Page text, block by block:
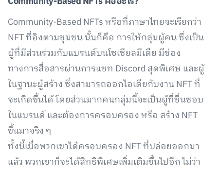
Community-Based NFTs หรือที่ภาษาไทยจะเรียกว่า
NFT ที่อิงตามชุมชน นั้นก็คือ การให้กลุ่มผู้คน ซึ่งเป็น
ผู้ที่มีส่วนร่วมกับแบรนด์บนโซเชียลมีเดีย มีช่อง
ทางการสื่อสารผ่านการแชท Discord สุดพิเศษ และผู้
ในฐานะผู้สร้าง ซึ่งสามารถออกไอเดียกับงาน NFT ที่
จะเกิดขึ้นได้ โดยส่วนมากคนกลุ่มนี้จะเป็นผู้ที่ชื่นชอบ
ในแบรนด์ และต้องการครอบครอง หรือ สร้าง NFT
ขึ้นมาจริง ๆ
ทั้งนี้เมื่อพวกเขาได้ครอบครอง NFT ที่ปล่อยออกมา
แล้ว พวกเขาก็จะได้สิทธิพิเศษเพิ่มเติมขึ้นไปอีก ไม่ว่า